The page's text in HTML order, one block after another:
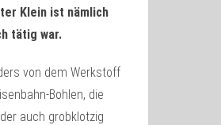
Klein ist nämlich
tätig war.
von dem Werkstoff
Bohlen, die
auch grobklotzig